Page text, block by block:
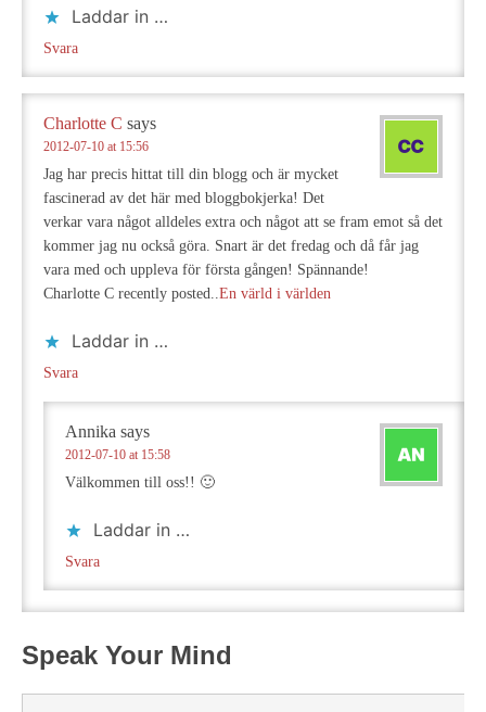
Laddar in …
Svara
Charlotte C says
2012-07-10 at 15:56
Jag har precis hittat till din blogg och är mycket
fascinerad av det här med bloggbokjerka! Det
verkar vara något alldeles extra och något att se fram emot så det
kommer jag nu också göra. Snart är det fredag och då får jag
vara med och uppleva för första gången! Spännande!
Charlotte C recently posted..En värld i världen
Laddar in …
Svara
Annika says
2012-07-10 at 15:58
Välkommen till oss!! 🙂
Laddar in …
Svara
Speak Your Mind